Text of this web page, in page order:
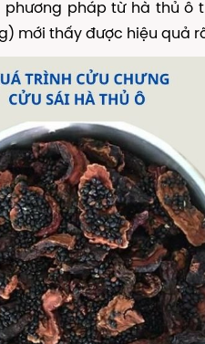
pháp từ hà thủ ô
mới thấy được hiệu quả